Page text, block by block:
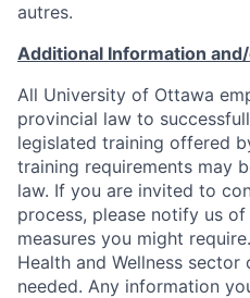
autres.
Additional Information
All University of Ottawa
provincial law to
legislated training offered
training requirements may
law. If you are invited to
process, please notify us
measures you might
Health and Wellness sector
needed. Any information